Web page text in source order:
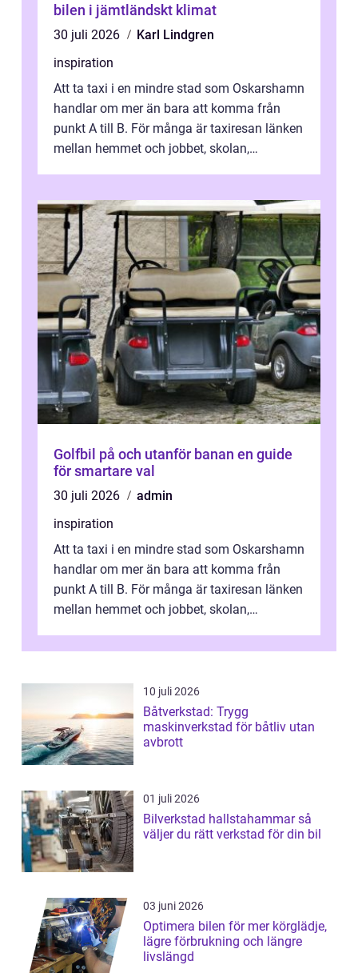
bilen i jämtländskt klimat
30 juli 2026
Karl Lindgren
inspiration
Att ta taxi i en mindre stad som Oskarshamn
handlar om mer än bara att komma från
punkt A till B. För många är taxiresan länken
mellan hemmet och jobbet, skolan,
Golfbil på och utanför banan en guide
för smartare val
30 juli 2026
admin
inspiration
Att ta taxi i en mindre stad som Oskarshamn
handlar om mer än bara att komma från
punkt A till B. För många är taxiresan länken
mellan hemmet och jobbet, skolan,
10 juli 2026
Båtverkstad: Trygg
maskinverkstad för båtliv utan
avbrott
01 juli 2026
Bilverkstad hallstahammar så
väljer du rätt verkstad för din bil
03 juni 2026
Optimera bilen för mer körglädje,
lägre förbrukning och längre
livslängd